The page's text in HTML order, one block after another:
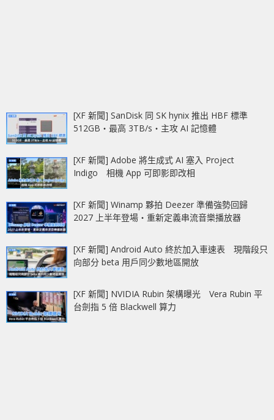
[XF 新聞] SanDisk 同 SK hynix 推出 HBF 標準
512GB‧最高 3TB/s‧主攻 AI 記憶體
[XF 新聞] Adobe 將生成式 AI 塞入 Project
Indigo 相機 App 可即影即改相
[XF 新聞] Winamp 夥拍 Deezer 準備強勢回歸
2027 上半年登場‧重新定義串流音樂播放器
[XF 新聞] Android Auto 終於加入車速表 現階段只
向部分 beta 用戶同少數地區開放
[XF 新聞] NVIDIA Rubin 架構曝光 Vera Rubin 平
台劍指 5 倍 Blackwell 算力